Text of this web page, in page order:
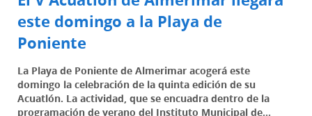
este domingo a la Playa de
Poniente
La Playa de Poniente de Almerimar acogerá este
domingo la celebración de la quinta edición de su
Acuatlón. La actividad, que se encuadra dentro de la
programación de verano del Instituto Municipal de...